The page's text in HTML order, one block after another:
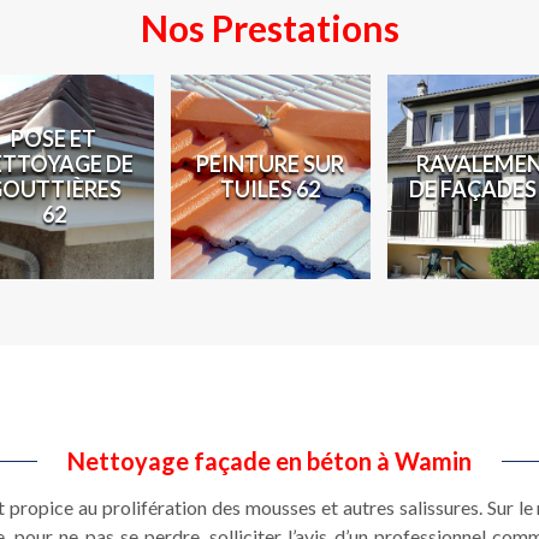
Nos Prestations
POSE ET
DE
62
PEINTURE SUR
TUILES 62
DE
Nettoyage façade en béton à Wamin
propice au prolifération des mousses et autres salissures. Sur